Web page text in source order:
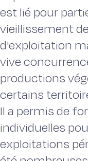
est lié pour
vieillissement
d'exploitation
vive
productions
certains
Il a permis de
individuelles
exploitations